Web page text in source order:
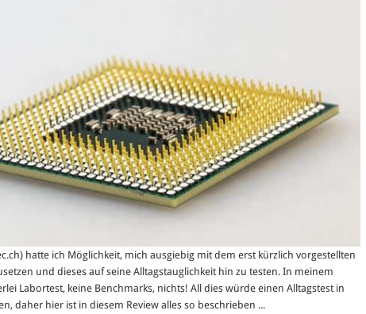
hatte ich Möglichkeit, mich ausgiebig mit dem erst kürzlich vorgestellten
und dieses auf seine Alltagstauglichkeit hin zu testen. In meinem
Labortest, keine Benchmarks, nichts! All dies würde einen Alltagstest in
daher hier ist in diesem Review alles so beschrieben ...